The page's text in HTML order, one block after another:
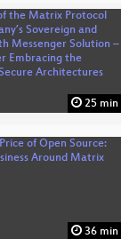
25 min
36 min